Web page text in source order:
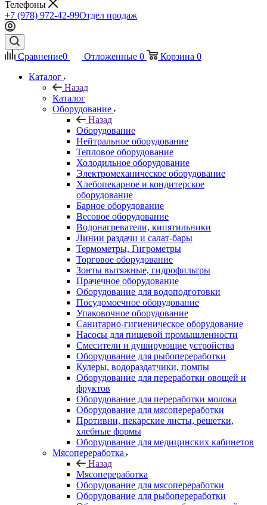
Телефоны
+7 (978) 972-42-99Отдел продаж
Сравнение0 Отложенные 0 Корзина 0
Каталог
Назад
Каталог
Оборудование
Назад
Оборудование
Нейтральное оборудование
Тепловое оборудование
Холодильное оборудование
Электромеханическое оборудование
Хлебопекарное и кондитерское
оборудование
Барное оборудование
Весовое оборудование
Водонагреватели, кипятильники
Линии раздачи и салат-бары
Термометры, Гигрометры
Торговое оборудование
Зонты вытяжные, гидрофильтры
Прачечное оборудование
Оборудование для водоподготовки
Посудомоечное оборудование
Упаковочное оборудование
Санитарно-гигиеническое оборудование
Насосы для пищевой промышленности
Смесители и душирующие устройства
Оборудование для рыбопереработки
Кулеры, водораздатчики, помпы
Оборудование для переработки овощей и
фруктов
Оборудование для переработки молока
Оборудование для мясопереработки
Противни, пекарские листы, решетки,
хлебные формы
Оборудование для медицинских кабинетов
Мясопереработка
Назад
Мясопереработка
Оборудование для мясопереработки
Оборудование для рыбопереработки